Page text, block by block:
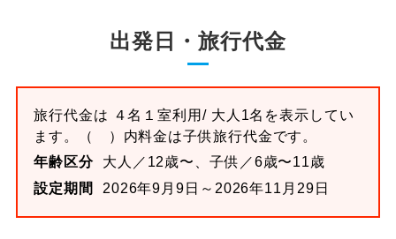
出発日・旅行代金
旅行代金は ４名１室利用/ 大人1名を表示してい
ます。
（ ）内料金は子供旅行代金です。
年齢区分
大人／12歳〜、子供／6歳〜11歳
設定期間
2026年9月9日～2026年11月29日